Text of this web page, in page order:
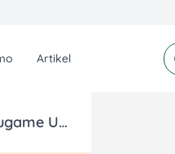
Artikel
Paket Spesial Mulai dari Rp100.000 di Marugame Udon dengan Berbagai Metode Pembayaran